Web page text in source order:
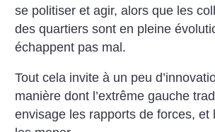
se politiser et agir, alors que les
des quartiers sont en pleine
échappent pas mal.
Tout cela invite à un peu
manière dont l’extrême gauche
envisage les rapports de forces, et